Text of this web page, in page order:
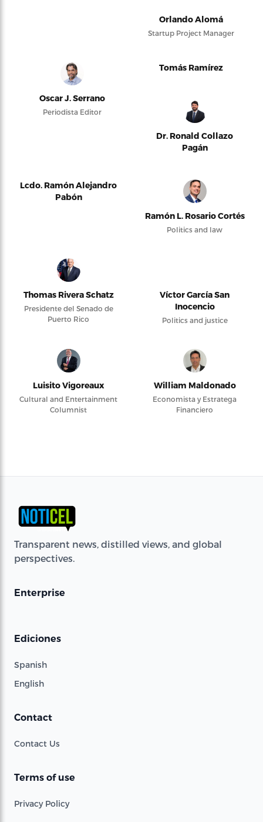
Orlando Alomá
Startup Project Manager
Oscar J. Serrano
Periodista Editor
Tomás Ramírez
Dr. Ronald Collazo
Pagán
Lcdo. Ramón Alejandro
Pabón
Ramón L. Rosario Cortés
Politics and law
Thomas Rivera Schatz
Presidente del Senado de
Puerto Rico
Víctor García San
Inocencio
Politics and justice
Luisito Vigoreaux
Cultural and Entertainment
Columnist
William Maldonado
Economista y Estratega
Financiero
Transparent news, distilled views, and global
perspectives.
Enterprise
Ediciones
Spanish
English
Contact
Contact Us
Terms of use
Privacy Policy